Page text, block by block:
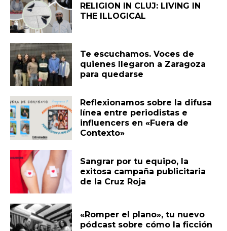
RELIGION IN CLUJ: LIVING IN
THE ILLOGICAL
Te escuchamos. Voces de
quienes llegaron a Zaragoza
para quedarse
Reflexionamos sobre la difusa
línea entre periodistas e
influencers en «Fuera de
Contexto»
Sangrar por tu equipo, la
exitosa campaña publicitaria
de la Cruz Roja
«Romper el plano», tu nuevo
pódcast sobre cómo la ficción